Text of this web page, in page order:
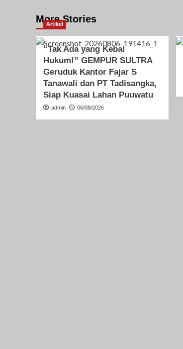
More Stories
Artikel
“Tak Ada yang Kebal
Hukum!” GEMPUR SULTRA
Geruduk Kantor Fajar S
Tanawali dan PT Tadisangka,
Siap Kuasai Lahan Puuwatu
admin 06/08/2026